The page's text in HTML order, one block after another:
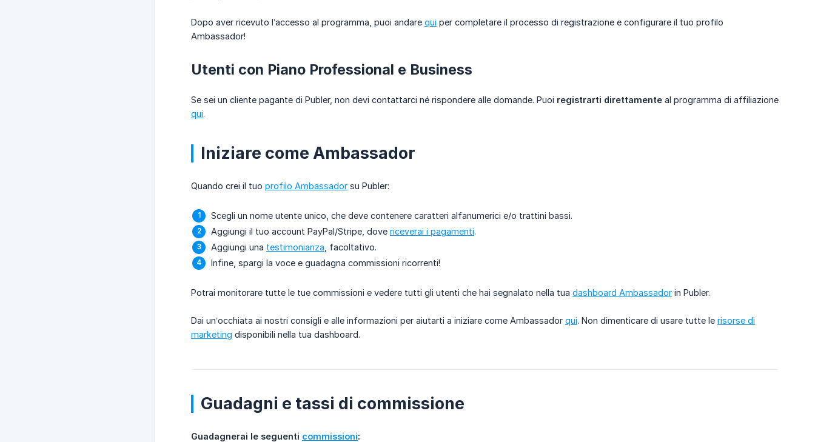
Dopo aver ricevuto l’accesso al programma, puoi andare qui per completare il processo di registrazione e configurare il tuo profilo
Ambassador!
Utenti con Piano Professional e Business
Se sei un cliente pagante di Publer, non devi contattarci né rispondere alle domande. Puoi registrarti direttamente al programma di affiliazione
qui.
Iniziare come Ambassador
Quando crei il tuo profilo Ambassador su Publer:
Scegli un nome utente unico, che deve contenere caratteri alfanumerici e/o trattini bassi.
Aggiungi il tuo account PayPal/Stripe, dove riceverai i pagamenti.
Aggiungi una testimonianza , facoltativo.
Infine, spargi la voce e guadagna commissioni ricorrenti!
Potrai monitorare tutte le tue commissioni e vedere tutti gli utenti che hai segnalato nella tua dashboard Ambassador in Publer.
Dai un’occhiata ai nostri consigli e alle informazioni per aiutarti a iniziare come Ambassador qui. Non dimenticare di usare tutte le risorse di
marketing disponibili nella tua dashboard.
Guadagni e tassi di commissione
Guadagnerai le seguenti commissioni: